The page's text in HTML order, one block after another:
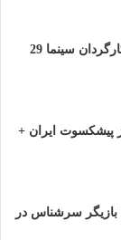
درگذشت رضا امینیان دستیار کارگردان سینما 29
پیشکسوت ایران +
بازیگر سرشناس در